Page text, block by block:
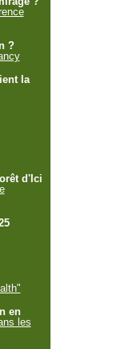
?
la
d'Ici
en
les